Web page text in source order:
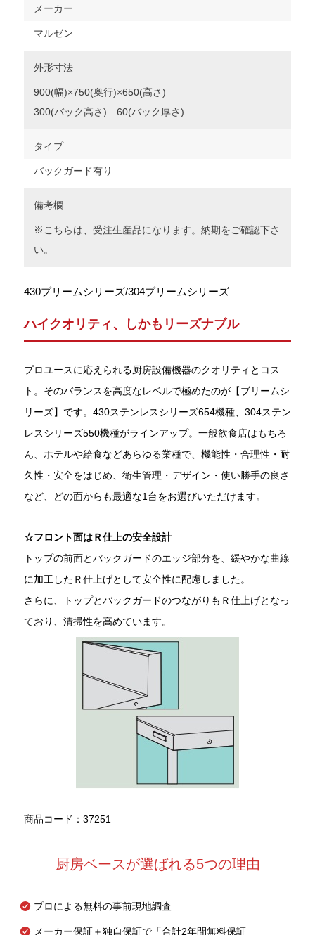
メーカー
マルゼン
外形寸法
900(幅)×750(奥行)×650(高さ)
300(バック高さ) 60(バック厚さ)
タイプ
バックガード有り
備考欄
※こちらは、受注生産品になります。納期をご確認下さ
い。
430ブリームシリーズ/304ブリームシリーズ
ハイクオリティ、しかもリーズナブル
プロユースに応えられる厨房設備機器のクオリティとコス
ト。そのバランスを高度なレベルで極めたのが【ブリームシ
リーズ】です。430ステンレスシリーズ654機種、304ステン
レスシリーズ550機種がラインアップ。一般飲食店はもちろ
ん、ホテルや給食などあらゆる業種で、機能性・合理性・耐
久性・安全をはじめ、衛生管理・デザイン・使い勝手の良さ
など、どの面からも最適な1台をお選びいただけます。
☆フロント面はＲ仕上の安全設計
トップの前面とバックガードのエッジ部分を、緩やかな曲線
に加工したＲ仕上げとして安全性に配慮しました。
さらに、トップとバックガードのつながりもＲ仕上げとなっ
ており、清掃性を高めています。
商品コード：37251
厨房ベースが選ばれる5つの理由
プロによる無料の事前現地調査
メーカー保証＋独自保証で「合計2年間無料保証」